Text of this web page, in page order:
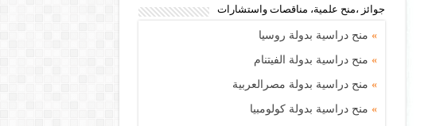
جوائز ،منح علمية، مناقصات واستشارات
» منح دراسية بدولة روسيا
» منح دراسية بدولة الفيتنام
» منح دراسية بدولة مصرالعربية
» منح دراسية بدولة كولومبيا